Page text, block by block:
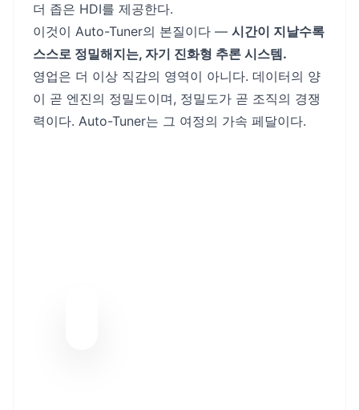
더 좁은 HDI를 제공한다.
이것이 Auto-Tuner의 본질이다 — 시간이 지날수록
스스로 정밀해지는, 자기 진화형 추론 시스템.
영업은 더 이상 직감의 영역이 아니다. 데이터의 양
이 곧 엔진의 정밀도이며, 정밀도가 곧 조직의 경쟁
력이다. Auto-Tuner는 그 여정의 가속 페달이다.